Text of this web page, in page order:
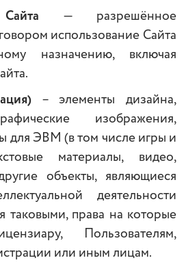
— разрешённое
использование Сайта
назначению, включая
– элементы дизайна,
изображения,
для ЭВМ (в том числе игры и
материалы, видео,
объекты, являющиеся
деятельности
таковыми, права на которые
Пользователям,
или иным лицам.